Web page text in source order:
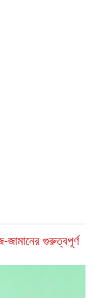
জামানের গুরুত্বপূর্ণ